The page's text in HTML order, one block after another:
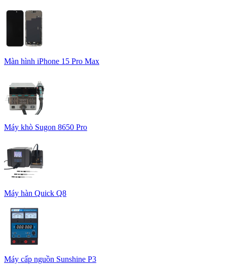
Màn hình iPhone 15 Pro Max
Máy khò Sugon 8650 Pro
Máy hàn Quick Q8
Máy cấp nguồn Sunshine P3